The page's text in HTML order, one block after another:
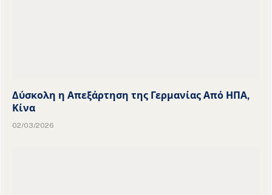
Δύσκολη η Απεξάρτηση της Γερμανίας Από ΗΠΑ,
Κίνα
02/03/2026